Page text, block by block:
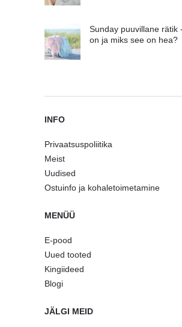
Sunday puuvillane rätik
on ja miks see on hea?
INFO
Privaatsuspoliitika
Meist
Uudised
Ostuinfo ja kohaletoimetamine
MENÜÜ
E-pood
Uued tooted
Kingiideed
Blogi
JÄLGI MEID